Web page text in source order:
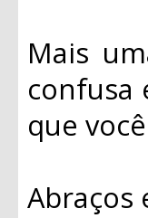
Mais
confusa
que
Abraços